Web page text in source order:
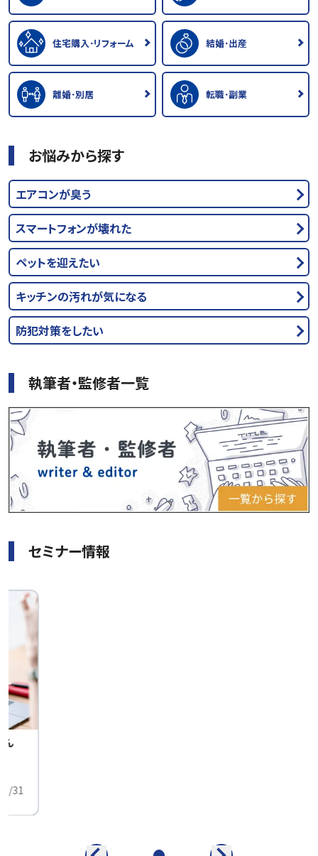
住宅購入･リフォーム 結婚･出産
離婚･別居 転職･副業
お悩みから探す
エアコンが臭う
スマートフォンが壊れた
ペットを迎えたい
キッチンの汚れが気になる
防犯対策をしたい
執筆者・監修者一覧
セミナー情報
ん
31